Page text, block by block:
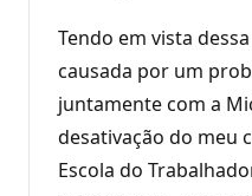
Tendo em vista
causada por um
juntamente com a
desativação do meu
Escola do